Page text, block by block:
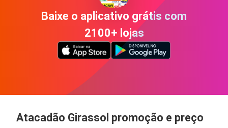
Baixe o aplicativo grátis com
2100+ lojas
Atacadão Girassol promoção e preço